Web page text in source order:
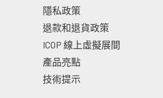
隱私政策
退款和退貨政策
ICOP 線上虛擬展間
產品亮點
技術提示